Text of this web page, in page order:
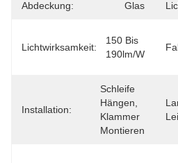
Abdeckung: Glas
Lichtwirksamkeit:
150 Bis
190lm/w
Installation:
Schleife
Hängen,
Klammer
Montieren